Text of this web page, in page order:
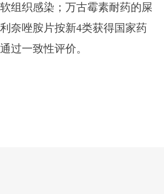
组织感染；万古霉素耐药的屎
奈唑胺片按新4类获得国家药
过一致性评价。